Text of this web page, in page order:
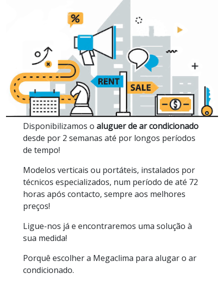
Disponibilizamos o aluguer de ar condicionado
desde por 2 semanas até por longos períodos
de tempo!
Modelos verticais ou portáteis, instalados por
técnicos especializados, num período de até 72
horas após contacto, sempre aos melhores
preços!
Ligue-nos já e encontraremos uma solução à
sua medida!
Porquê escolher a Megaclima para alugar o ar
condicionado.